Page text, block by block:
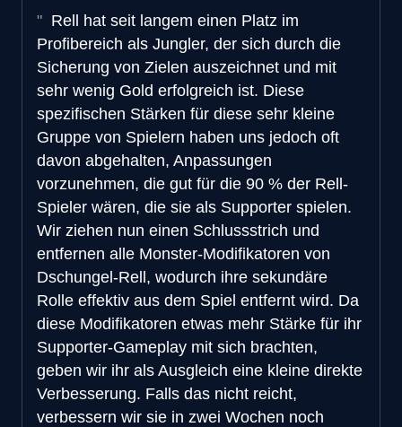
Rell hat seit langem einen Platz im
Profibereich als Jungler, der sich durch die
Sicherung von Zielen auszeichnet und mit
sehr wenig Gold erfolgreich ist. Diese
spezifischen Stärken für diese sehr kleine
Gruppe von Spielern haben uns jedoch oft
davon abgehalten, Anpassungen
vorzunehmen, die gut für die 90 % der Rell-
Spieler wären, die sie als Supporter spielen.
Wir ziehen nun einen Schlussstrich und
entfernen alle Monster-Modifikatoren von
Dschungel-Rell, wodurch ihre sekundäre
Rolle effektiv aus dem Spiel entfernt wird. Da
diese Modifikatoren etwas mehr Stärke für ihr
Supporter-Gameplay mit sich brachten,
geben wir ihr als Ausgleich eine kleine direkte
Verbesserung. Falls das nicht reicht,
verbessern wir sie in zwei Wochen noch